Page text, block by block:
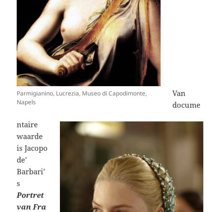
Parmigianino, Lucrezia, Museo di Capodimonte,
Napels
Van
docume
ntaire
waarde
is Jacopo
de’
Barbari’
s
Portret
van Fra